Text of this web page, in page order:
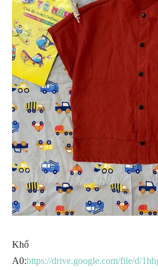
Khổ
A0:https://drive.google.com/file/d/